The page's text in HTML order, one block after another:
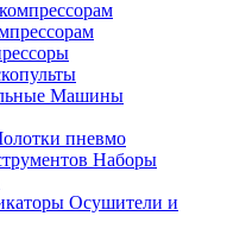
Машины
пневмо
Наборы
Осушители и